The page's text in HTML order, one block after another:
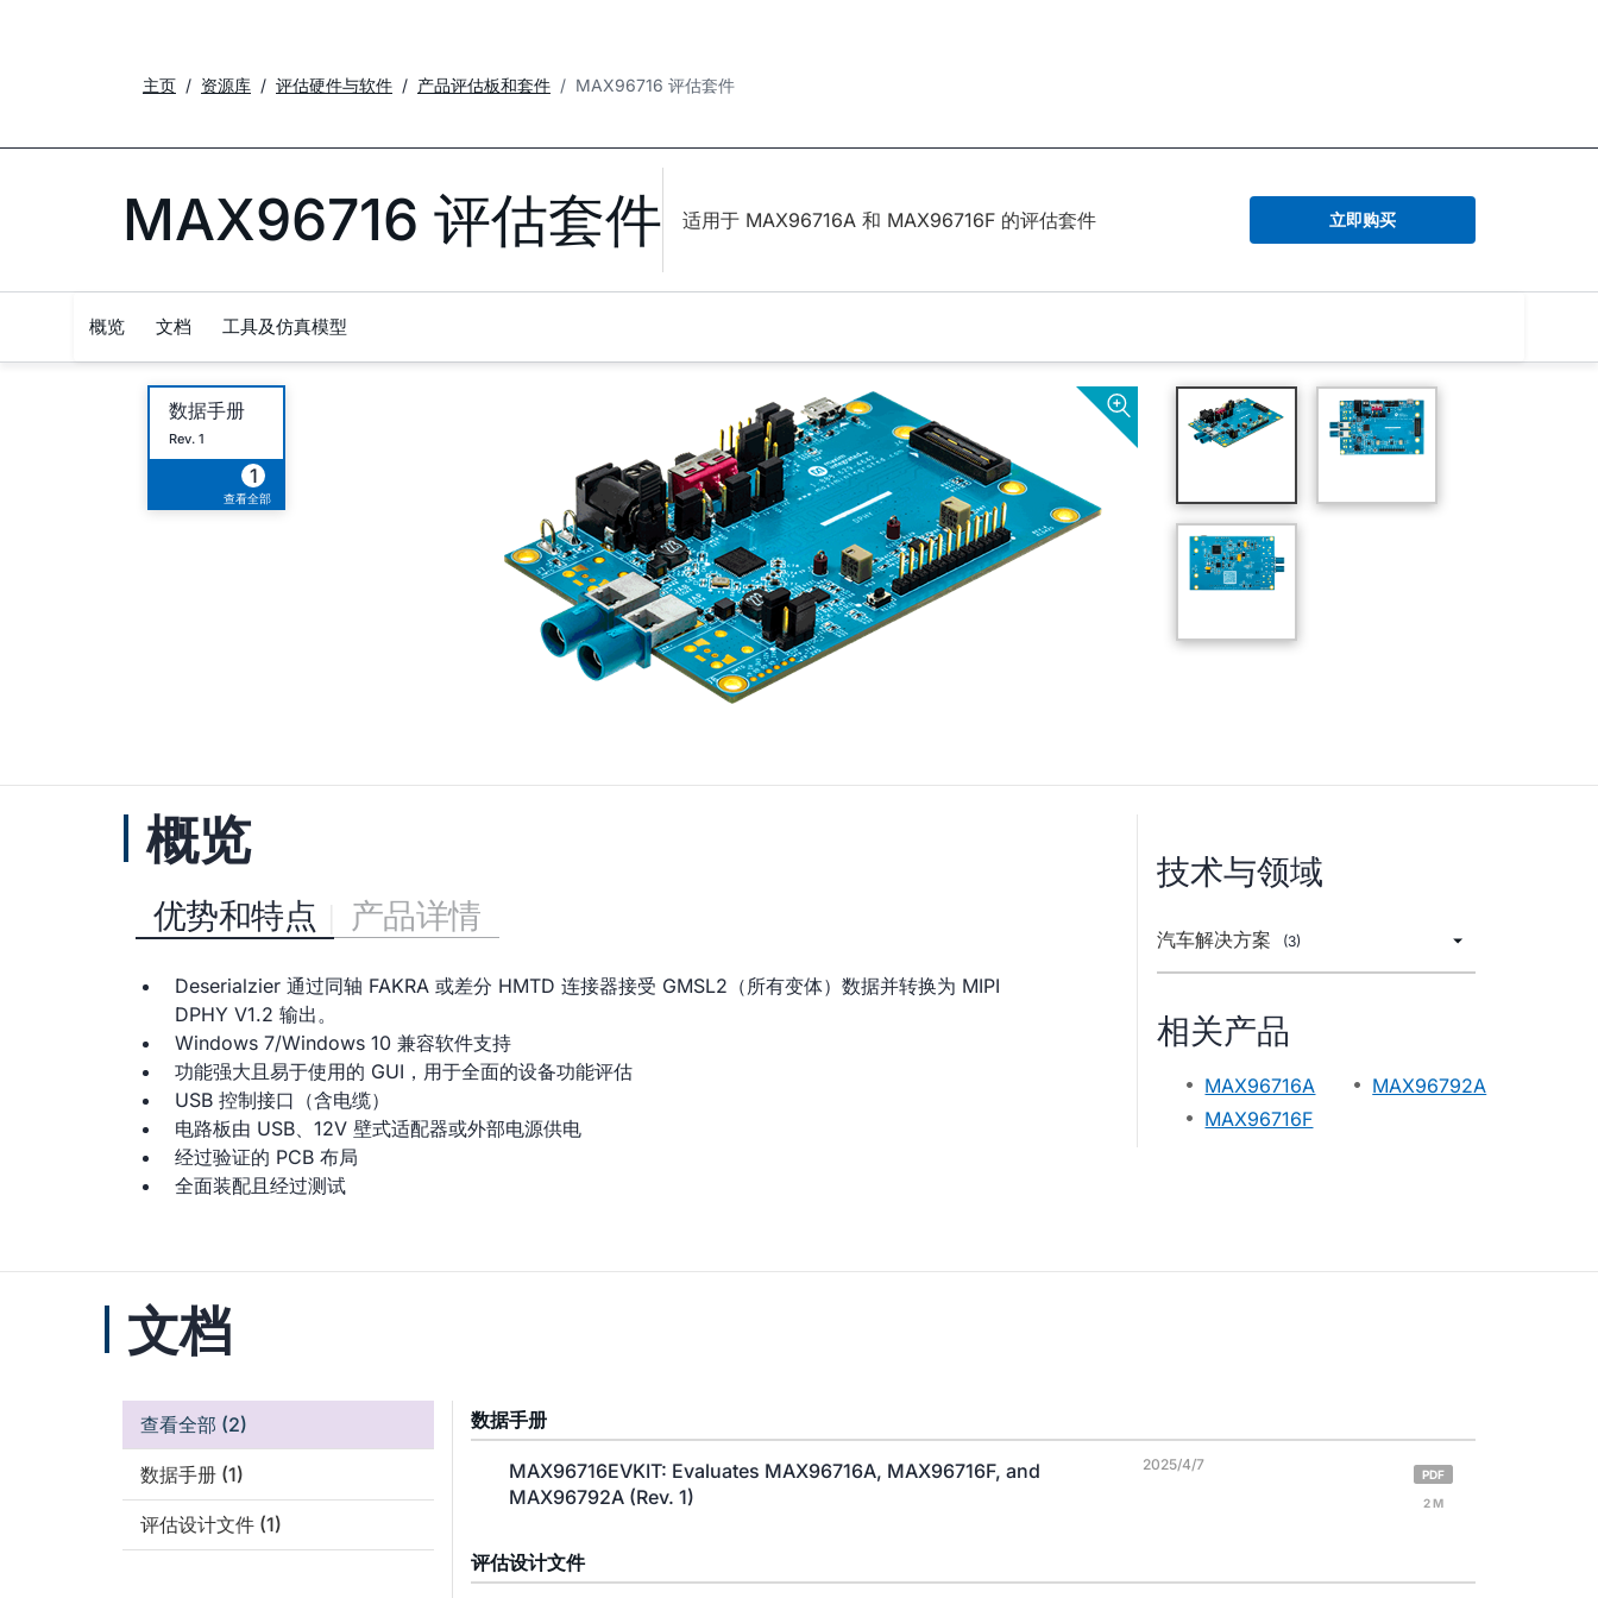
主页 资源库 评估硬件与软件 产品评估板和套件 MAX96716 评估套件
MAX96716 评估套件 适用于 MAX96716A 和 MAX96716F 的评估套件 立即购买
概览 文档 工具及仿真模型
数据手册
Rev. 1
1
查看全部
概览
优势和特点 产品详情
Deserialzier 通过同轴 FAKRA 或差分 HMTD 连接器接受 GMSL2（所有变体）数据并转换为 MIPI
DPHY V1.2 输出。
Windows 7/Windows 10 兼容软件支持
功能强大且易于使用的 GUI，用于全面的设备功能评估
USB 控制接口（含电缆）
电路板由 USB、12V 壁式适配器或外部电源供电
经过验证的 PCB 布局
全面装配且经过测试
技术与领域
汽车解决方案 (3)
相关产品
MAX96716A
MAX96716F
MAX96792A
文档
查看全部 (2)
数据手册 (1)
评估设计文件 (1)
数据手册
MAX96716EVKIT: Evaluates MAX96716A, MAX96716F, and
MAX96792A (Rev. 1)
2025/4/7
PDF
2 M
评估设计文件